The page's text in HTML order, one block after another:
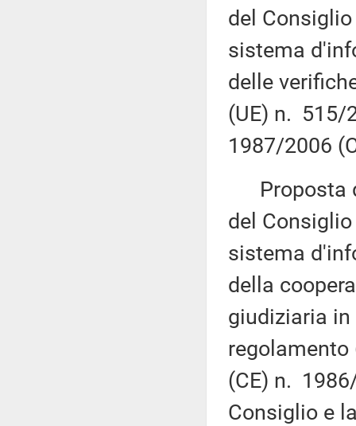
del
sistema
delle
(UE) n. 515/
1987/2006
Proposta
del
sistema
della
giudiziaria
(CE) n.
Consiglio e